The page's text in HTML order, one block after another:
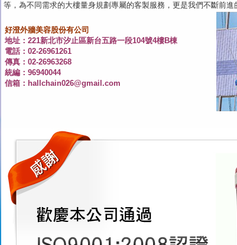
等，為不同需求的大樓量身規劃專屬的客製服務，更是我們不斷前進
好澄外牆美容股份有公司
地址：221新北市汐止區新台五路一段104號4樓B棟
電話：02-26961261
傳真：02-26963268
統編：96940044
信箱： hallchain026@gmail.com